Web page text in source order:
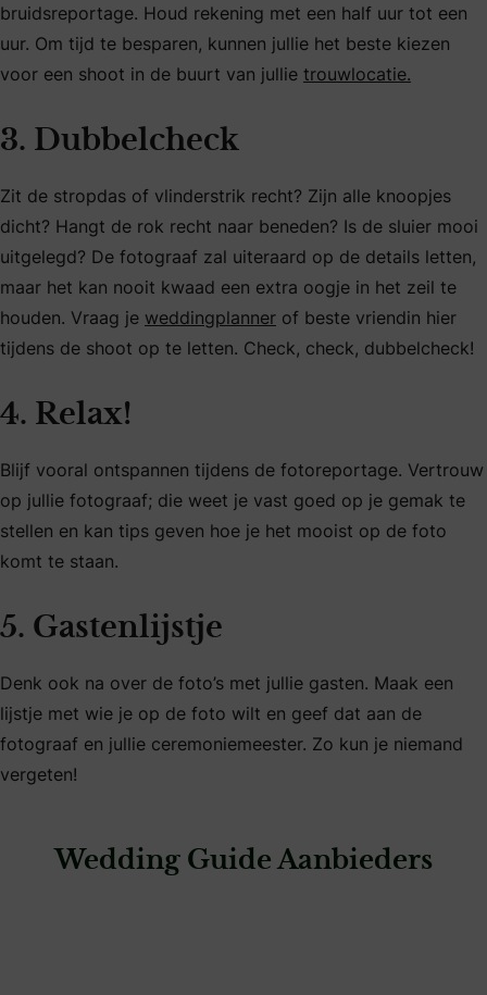
bruidsreportage. Houd rekening met een half uur tot een
uur. Om tijd te besparen, kunnen jullie het beste kiezen
voor een shoot in de buurt van jullie trouwlocatie.
3. Dubbelcheck
Zit de stropdas of vlinderstrik recht? Zijn alle knoopjes
dicht? Hangt de rok recht naar beneden? Is de sluier mooi
uitgelegd? De fotograaf zal uiteraard op de details letten,
maar het kan nooit kwaad een extra oogje in het zeil te
houden. Vraag je weddingplanner of beste vriendin hier
tijdens de shoot op te letten. Check, check, dubbelcheck!
4. Relax!
Blijf vooral ontspannen tijdens de fotoreportage. Vertrouw
op jullie fotograaf; die weet je vast goed op je gemak te
stellen en kan tips geven hoe je het mooist op de foto
komt te staan.
5. Gastenlijstje
Denk ook na over de foto’s met jullie gasten. Maak een
lijstje met wie je op de foto wilt en geef dat aan de
fotograaf en jullie ceremoniemeester. Zo kun je niemand
vergeten!
Wedding Guide Aanbieders